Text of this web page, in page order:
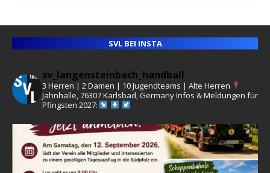
SVL BEI INSTA
sv_langensteinbach_handball
3 Herren | 2 Damen | 10 Jugendteams | Alte Herren
Jahnhalle, 76307 Karlsbad, GermanyInfos & Meldungen für
Pfingsten 2027: